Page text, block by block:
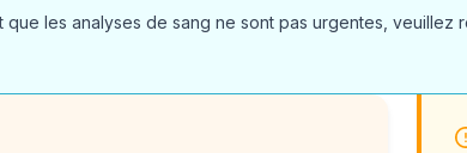
les analyses de sang ne sont pas urgentes,